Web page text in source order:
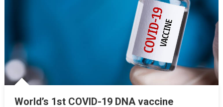
World’s 1st COVID-19 DNA vaccine